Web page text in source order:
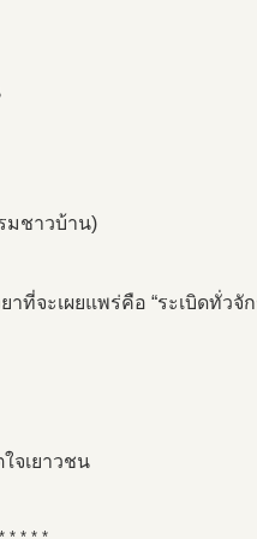
มชาวบ้าน)
ที่จะเผยแพร่คือ “ระเบิดทั่วจัก
จเยาวชน